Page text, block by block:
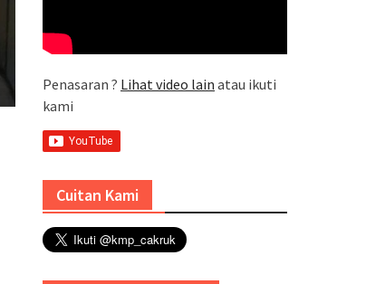
Penasaran ? Lihat video lain atau ikuti
kami
Cuitan Kami